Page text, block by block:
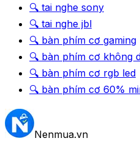
🔍 tai nghe sony
🔍 tai nghe jbl
🔍 bàn phím cơ gaming
🔍 bàn phím cơ không
🔍 bàn phím cơ rgb led
🔍 bàn phím cơ 60%
Nenmua.vn